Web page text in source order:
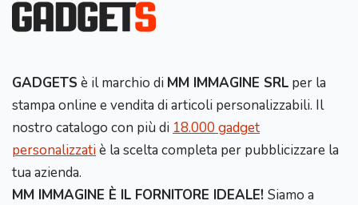
GADGETS è il marchio di MM IMMAGINE SRL per la
stampa online e vendita di articoli personalizzabili. Il
nostro catalogo con più di 18.000 gadget
personalizzatiè la scelta completa per pubblicizzare la
tua azienda.
MM IMMAGINE È IL FORNITORE IDEALE! Siamo a